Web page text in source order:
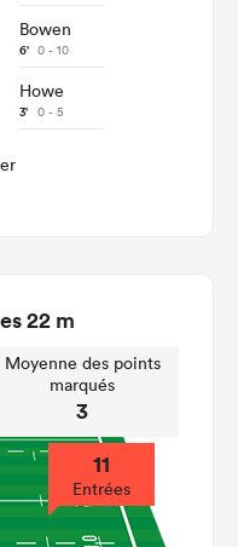
Bowen
6' 0 - 10
Howe
3' 0 - 5
22 m
Moyenne des points
marqués
3
11
Entrées